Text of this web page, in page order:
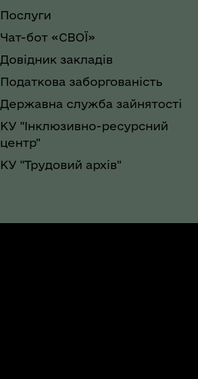
Послуги
Чат-бот «СВОЇ»
Довідник закладів
Податкова заборгованість
Державна служба зайнятості
КУ "Інклюзивно-ресурсний
центр"
КУ "Трудовий архів"